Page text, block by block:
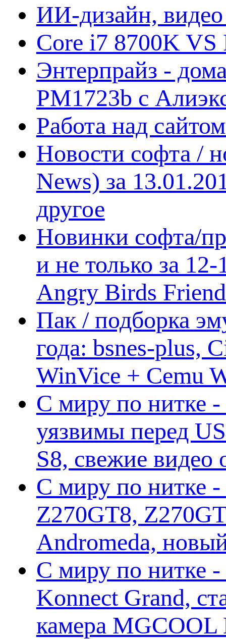
ИИ-дизайн,
Core i7 8700K VS
Энтерпрайз -
PM1723b с
Работа над
Новости софта /
News) за
другое
Новинки софта/
и не только за
Angry Birds
Пак / подборка
года: bsnes-plus,
WinVice + Cemu
С миру по нитке
уязвимы перед
S8, свежие
С миру по нитке -
Z270GT8,
Andromeda,
С миру по нитке -
Konnect Grand,
камера MGCOOL